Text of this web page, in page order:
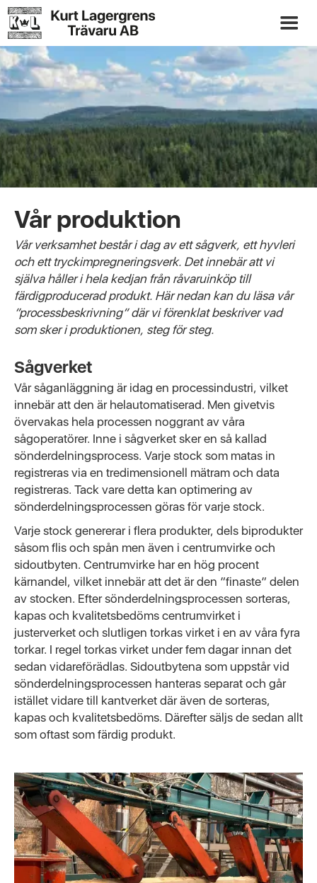
Vår produktion
Vår verksamhet består i dag av ett sågverk, ett hyvleri
och ett tryckimpregneringsverk. Det innebär att vi
själva håller i hela kedjan från råvaruinköp till
färdigproducerad produkt. Här nedan kan du läsa vår
”processbeskrivning” där vi förenklat beskriver vad
som sker i produktionen, steg för steg.
Sågverket
Vår såganläggning är idag en processindustri, vilket
innebär att den är helautomatiserad. Men givetvis
övervakas hela processen noggrant av våra
sågoperatörer. Inne i sågverket sker en så kallad
sönderdelningsprocess. Varje stock som matas in
registreras via en tredimensionell mätram och data
registreras. Tack vare detta kan optimering av
sönderdelningsprocessen göras för varje stock.
Varje stock genererar i flera produkter, dels biprodukter
såsom flis och spån men även i centrumvirke och
sidoutbyten. Centrumvirke har en hög procent
kärnandel, vilket innebär att det är den ”finaste” delen
av stocken. Efter sönderdelningsprocessen sorteras,
kapas och kvalitetsbedöms centrumvirket i
justerverket och slutligen torkas virket i en av våra fyra
torkar. I regel torkas virket under fem dagar innan det
sedan vidareförädlas. Sidoutbytena som uppstår vid
sönderdelningsprocessen hanteras separat och går
istället vidare till kantverket där även de sorteras,
kapas och kvalitetsbedöms. Därefter säljs de sedan allt
som oftast som färdig produkt.